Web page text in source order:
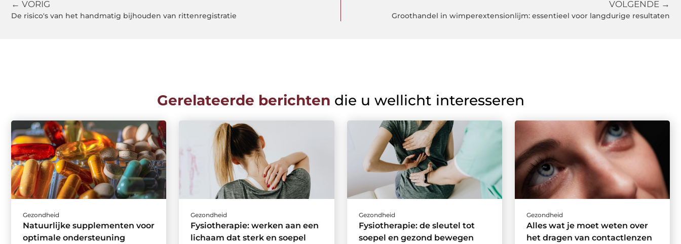
← VORIG
De risico's van het handmatig bijhouden van rittenregistratie
VOLGENDE →
Groothandel in wimperextensionlijm: essentieel voor langdurige resultaten
Gerelateerde berichten die u wellicht interesseren
Gezondheid
Natuurlijke supplementen voor
optimale ondersteuning
Gezondheid
Fysiotherapie: werken aan een
lichaam dat sterk en soepel
Gezondheid
Fysiotherapie: de sleutel tot
soepel en gezond bewegen
Gezondheid
Alles wat je moet weten over
het dragen van contactlenzen